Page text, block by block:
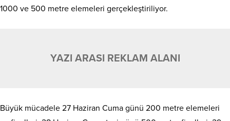
1000 ve 500 metre elemeleri gerçekleştiriliyor.
YAZI ARASI REKLAM ALANI
Büyük mücadele 27 Haziran Cuma günü 200 metre elemeleri